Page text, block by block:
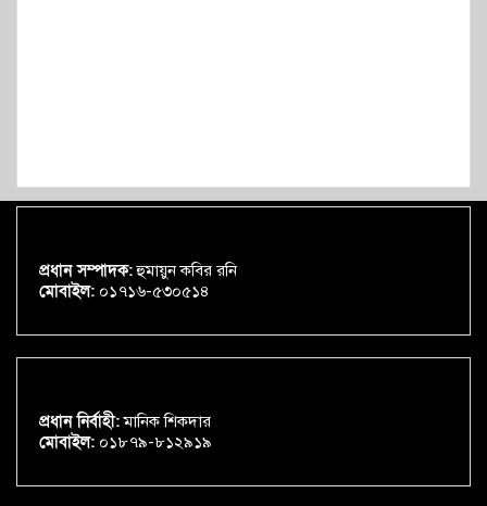
প্রধান সম্পাদক:হুমায়ুন কবির রনি
মোবাইল: ০১৭১৬-৫৩০৫১৪
প্রধান নির্বাহী:মানিক শিকদার
মোবাইল: ০১৮৭৯-৮১২৯১৯